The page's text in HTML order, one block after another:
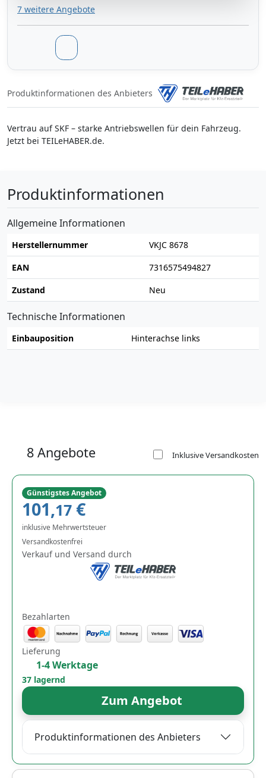
7 weitere Angebote
Produktinformationen des Anbieters
Vertrau auf SKF – starke Antriebswellen für dein Fahrzeug.
Jetzt bei TEILeHABER.de.
Produktinformationen
Allgemeine Informationen
Herstellernummer
VKJC 8678
EAN
7316575494827
Zustand
Neu
Technische Informationen
Einbauposition Hinterachse links
8 Angebote Inklusive Versandkosten
Günstigstes Angebot
101,17 €
inklusive Mehrwertsteuer
Versandkostenfrei
Verkauf und Versand durch
Bezahlarten
Lieferung
1-4 Werktage
37 lagernd
Zum Angebot
Produktinformationen des Anbieters